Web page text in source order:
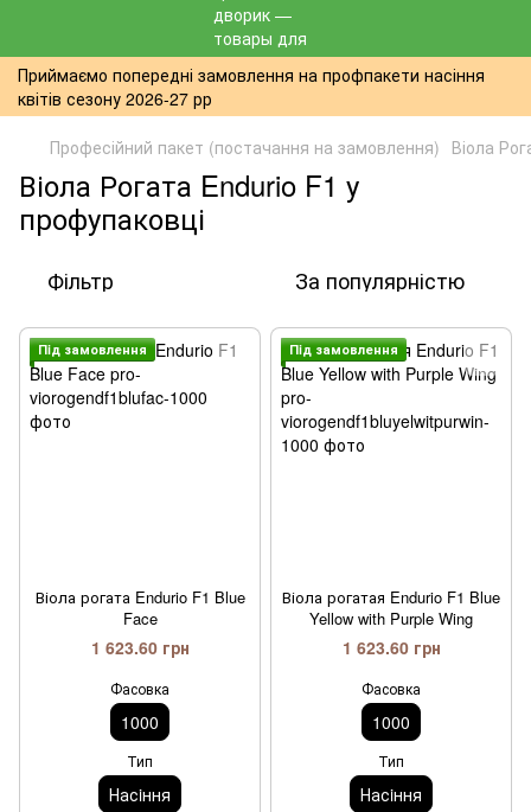
Приймаємо попередні замовлення на профпакети насіння
квітів сезону 2026-27 рр
Професійний пакет (постачання на замовлення) Віола
Віола Рогата Endurio F1 у
профупаковці
Фільтр За популярністю
Пiд замовлення
Віола рогата Endurio F1 Blue
Face
1 623.60 грн
Фасовка
1000
Тип
Насiння
Пiд замовлення
Віола рогатая Endurio F1 Blue
Yellow with Purple Wing
1 623.60 грн
Фасовка
1000
Тип
Насiння